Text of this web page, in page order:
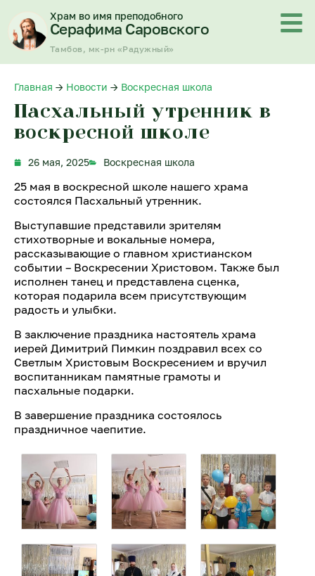
содержимому
Храм во имя преподобного
Серафима Саровского
Тамбов, мк-рн «Радужный»
Главная → Новости → Воскресная школа
Пасхальный утренник в
воскресной школе
26 мая, 2025 Воскресная школа
25 мая в воскресной школе нашего храма
состоялся Пасхальный утренник.
Выступавшие представили зрителям
стихотворные и вокальные номера,
рассказывающие о главном христианском
событии – Воскресении Христовом. Также был
исполнен танец и представлена сценка,
которая подарила всем присутствующим
радость и улыбки.
В заключение праздника настоятель храма
иерей Димитрий Пимкин поздравил всех со
Светлым Христовым Воскресением и вручил
воспитанникам памятные грамоты и
пасхальные подарки.
В завершение праздника состоялось
праздничное чаепитие.